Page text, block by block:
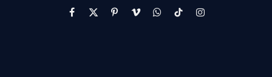
Facebook
X
PinterestVimeoWhatsApp
TikTokInstagram